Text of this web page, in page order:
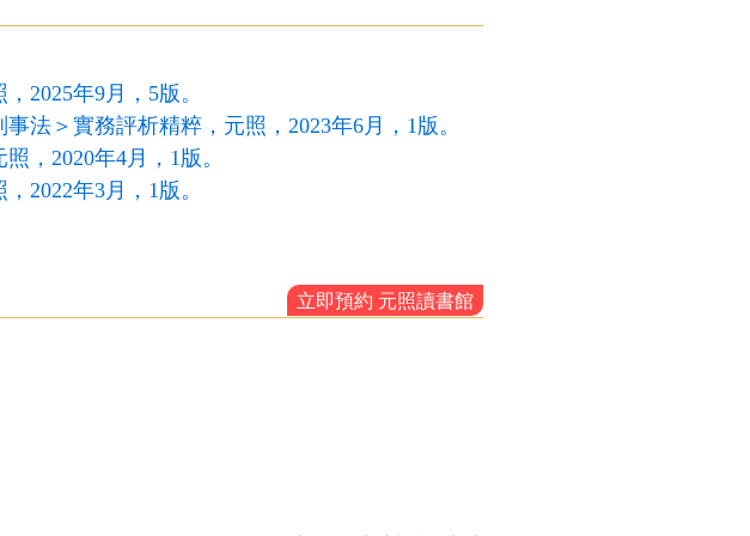
2025年9月，5版。
法＞實務評析精粹，元照，2023年6月，1版。
，2020年4月，1版。
2022年3月，1版。
立即預約 元照讀書館